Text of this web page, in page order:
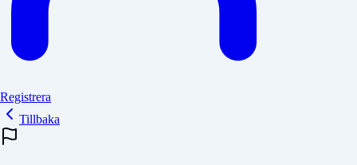
Registrera
Tillbaka